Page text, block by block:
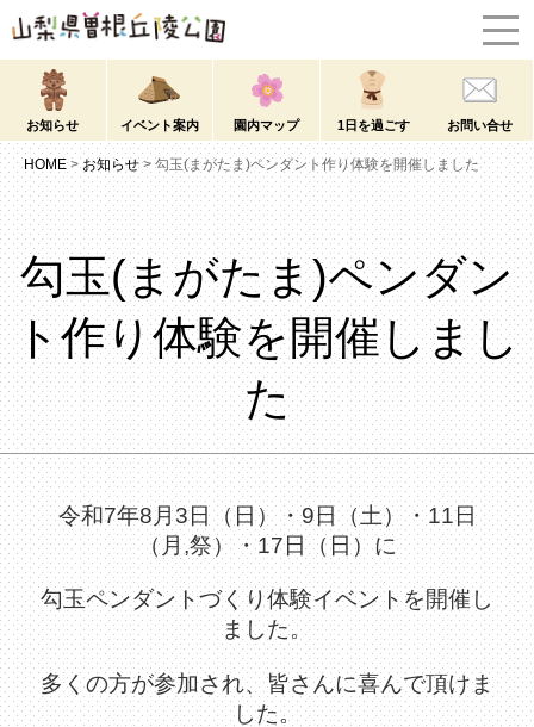
お知らせ イベント案内 園内マップ 1日を過ごす お問い合せ
HOME>お知らせ> 勾玉(まがたま)ペンダント作り体験を開催しました
勾玉(まがたま)ペンダン
ト作り体験を開催しまし
た
令和7年8月3日（日）・9日（土）・11日
（月,祭）・17日（日）に
勾玉ペンダントづくり体験イベントを開催し
ました。
多くの方が参加され、皆さんに喜んで頂けま
した。